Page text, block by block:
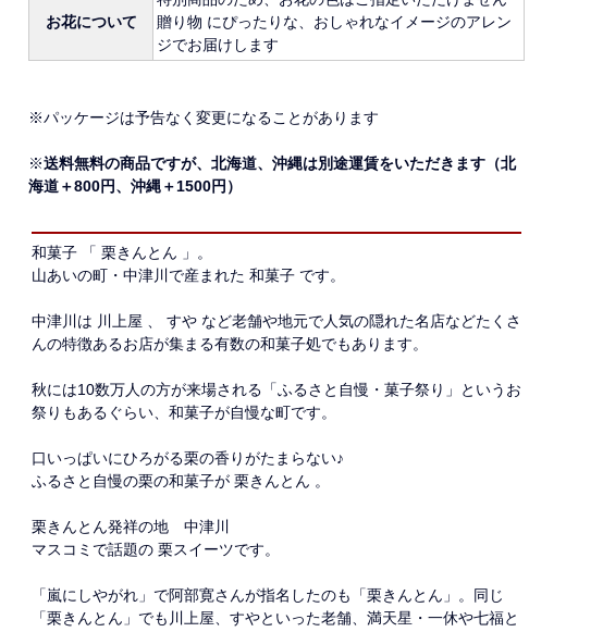
お花について
贈り物 にぴったりな、おしゃれなイメージのアレン
ジでお届けします
※パッケージは予告なく変更になることがあります
※送料無料の商品ですが、北海道、沖縄は別途運賃をいただきます（北
海道＋800円、沖縄＋1500円）
和菓子 「 栗きんとん 」。
山あいの町・中津川で産まれた 和菓子 です。
中津川は 川上屋 、 すや など老舗や地元で人気の隠れた名店などたくさ
んの特徴あるお店が集まる有数の和菓子処でもあります。
秋には10数万人の方が来場される「ふるさと自慢・菓子祭り」というお
祭りもあるぐらい、和菓子が自慢な町です。
口いっぱいにひろがる栗の香りがたまらない♪
ふるさと自慢の栗の和菓子が 栗きんとん 。
栗きんとん発祥の地 中津川
マスコミで話題の 栗スイーツです。
「嵐にしやがれ」で阿部寛さんが指名したのも「栗きんとん」。同じ
「栗きんとん」でも川上屋、すやといった老舗、満天星・一休や七福と